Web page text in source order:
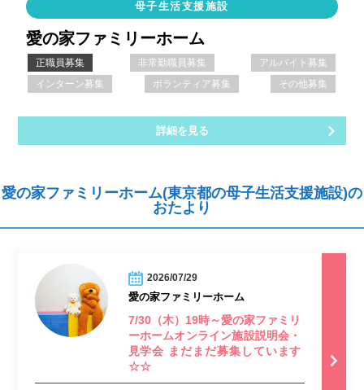
母子生活支援施設
愛の家ファミリーホーム
正職員募集 非常勤職員募集
アルバイト募集
インターン募集
ボランティア募集 その他募集
詳細を見る
愛の家ファミリーホーム(東京都の母子生活支援施設)の
おたより
2026/07/29
愛の家ファミリーホーム
7/30（木）19時～愛の家ファミリ
ーホームオンライン施設説明会・
見学会 まだまだ募集しています
☆☆